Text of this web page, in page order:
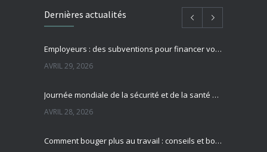
Dernières actualités
Employeurs : des subventions pour financer vos actions de prévention des risques professionnels
AVRIL 29, 2026
Journée mondiale de la sécurité et de la santé au travail : focus sur la prévention des risques professionnels
AVRIL 28, 2026
Comment bouger plus au travail : conseils et bonnes pratiques pour préserver sa santé